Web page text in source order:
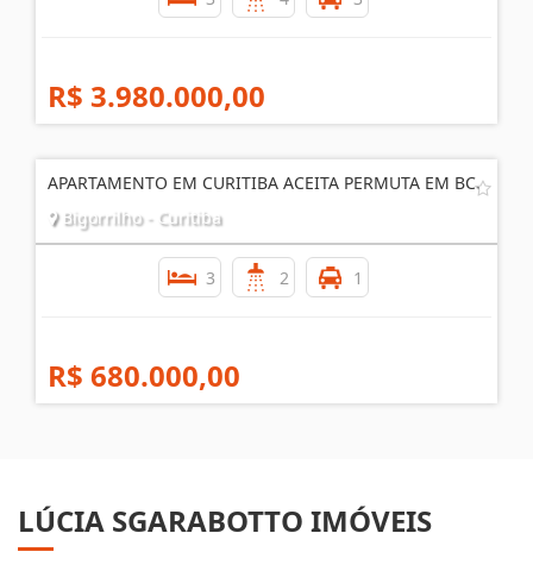
R$ 3.980.000,00
APARTAMENTO EM CURITIBA ACEITA PERMUTA EM BC.
Bigorrilho - Curitiba
3 2 1
R$ 680.000,00
LÚCIA SGARABOTTO IMÓVEIS